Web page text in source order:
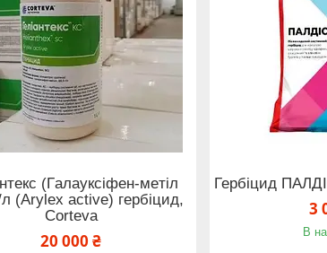
(Гaлaукcіфeн-мeтіл
(Arylex active) гербіцид,
Corteva
20 000 ₴
Гербіцид
3
В